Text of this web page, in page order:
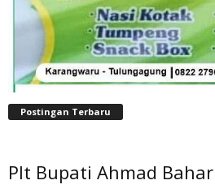
Postingan Terbaru
Plt Bupati Ahmad